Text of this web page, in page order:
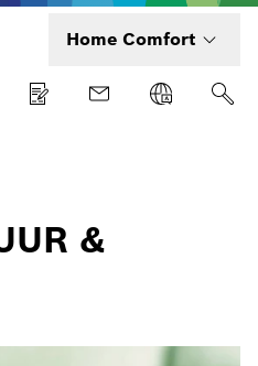
Home Comfort
&